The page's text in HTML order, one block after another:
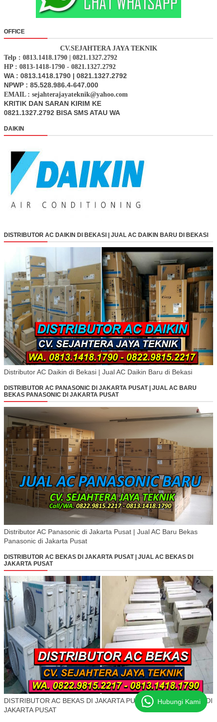
OFFICE
CV.SEJAHTERA JAYA TEKNIK
Telp : 0813.1418.1790 | 0821.1327.2792
HP : 0813-1418-1790 - 0821.1327.2792
WA : 0813.1418.1790 | 0821.1327.2792
NPWP : 85.528.986.4-647.000
EMAIL : sejahterajayateknik@yahoo.com
KRITIK DAN SARAN KIRIM KE
0821.1327.2792 BISA SMS ATAU WA
DAIKIN
DISTRIBUTOR AC DAIKIN DI BEKASI | JUAL AC DAIKIN BARU DI BEKASI
Distributor AC Daikin di Bekasi | Jual AC Daikin Baru di Bekasi
DISTRIBUTOR AC PANASONIC DI JAKARTA PUSAT | JUAL AC BARU
BEKAS PANASONIC DI JAKARTA PUSAT
Distributor AC Panasonic di Jakarta Pusat | Jual AC Baru Bekas
Panasonic di Jakarta Pusat
DISTRIBUTOR AC BEKAS DI JAKARTA PUSAT | JUAL AC BEKAS DI
JAKARTA PUSAT
DISTRIBUTOR AC BEKAS DI JAKARTA PUSAT | JUAL AC BEKAS DI
JAKARTA PUSAT
Hubungi Kami